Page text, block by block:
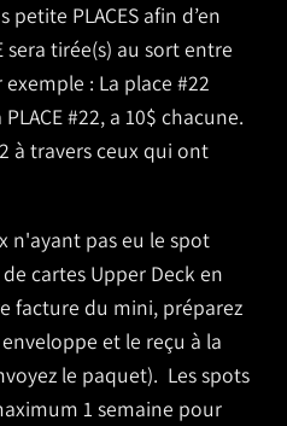
PLACES afin d’en
sera tirée(s) au sort entre
: La place #22
#22, a 10$ chacune.
à travers ceux qui ont
n'ayant pas eu le spot
cartes Upper Deck en
facture du mini, préparez
et le reçu à la
le paquet). Les spots
1 semaine pour